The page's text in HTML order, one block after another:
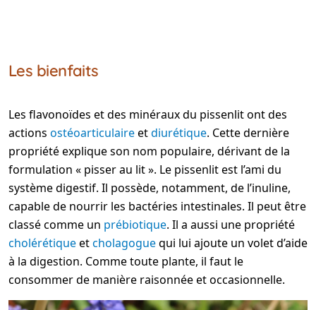
Les bienfaits
Les flavonoïdes et des minéraux du pissenlit ont des
actions ostéoarticulaireetdiurétique. Cette dernière
propriété explique son nom populaire, dérivant de la
formulation « pisser au lit ». Le pissenlit est l’ami du
système digestif. Il possède, notamment, de l’inuline,
capable de nourrir les bactéries intestinales. Il peut être
classé comme un prébiotique. Il a aussi une propriété
cholérétiqueetcholagoguequi lui ajoute un volet d’aide
à la digestion. Comme toute plante, il faut le
consommer de manière raisonnée et occasionnelle.